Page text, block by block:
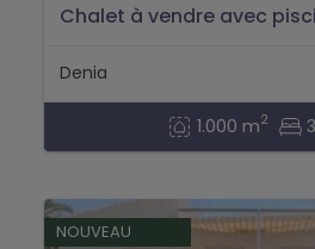
Chalet à vendre avec
Denia
1.000 m2 3
NOUVEAU